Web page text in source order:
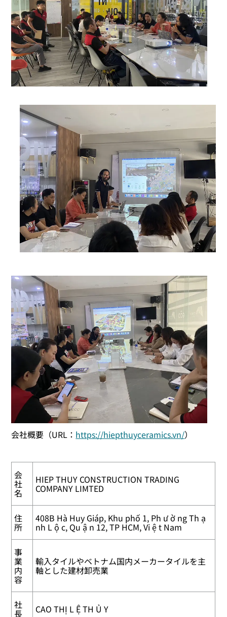
会社概要（URL： https://hiepthuyceramics.vn/）
会
社
名
HIEP THUY CONSTRUCTION TRADING
COMPANY LIMTED
住
所
408B Hà Huy Giáp, Khu phố 1, Ph ư ờ ng Th ạ
nh L ộ c, Qu ậ n 12, TP HCM, Vi ệ t Nam
事
業
内
容
輸入タイルやベトナム国内メーカータイルを主
軸とした建材卸売業
社
長 CAO THỊ L Ệ TH Ủ Y